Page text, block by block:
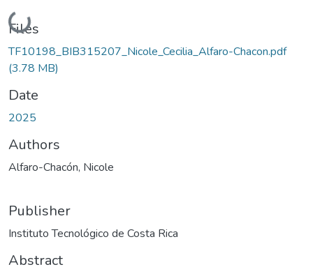
Loading...
Files
TF10198_BIB315207_Nicole_Cecilia_Alfaro-Chacon.pdf
(3.78 MB)
Date
2025
Authors
Alfaro-Chacón, Nicole
Publisher
Instituto Tecnológico de Costa Rica
Abstract